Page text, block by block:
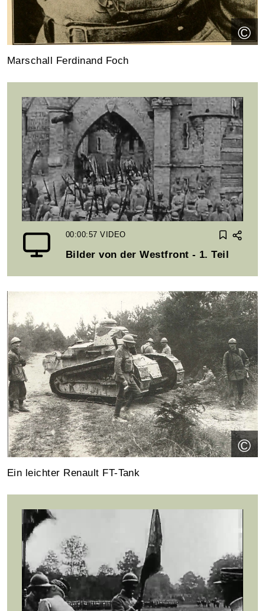
©
Marschall Ferdinand Foch
00:00:57VIDEO
Bilder von der Westfront - 1. Teil
©
Ein leichter Renault FT-Tank